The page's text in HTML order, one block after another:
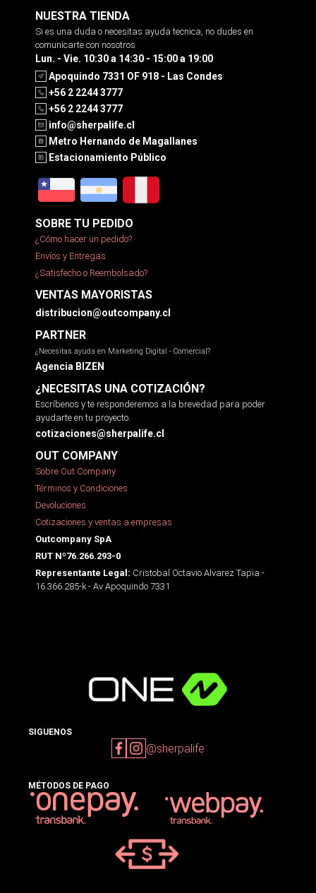
NUESTRA TIENDA
Si es una duda o necesitas ayuda tecnica, no dudes en
comunicarte con nosotros
Lun. - Vie. 10:30 a 14:30 - 15:00 a 19:00
Apoquindo 7331 OF 918 - Las Condes
+56 2 2244 3777
+56 2 2244 3777
info@sherpalife.cl
Metro Hernando de Magallanes
Estacionamiento Público
SOBRE TU PEDIDO
¿Cómo hacer un pedido?
Envíos y Entregas
¿Satisfecho o Reembolsado?
VENTAS MAYORISTAS
distribucion@outcompany.cl
PARTNER
¿Necesitas ayuda en Marketing Digital - Comercial?
Agencia BIZEN
¿NECESITAS UNA COTIZACIÓN?
Escríbenos y te responderemos a la brevedad para poder
ayudarte en tu proyecto.
cotizaciones@sherpalife.cl
OUT COMPANY
Sobre Out Company
Términos y Condiciones
Devoluciones
Cotizaciones y ventas a empresas
Outcompany SpA
RUT Nº76.266.293-0
Representante Legal: Cristobal Octavio Alvarez Tapia -
16.366.285-k - Av Apoquindo 7331
SIGUENOS
@sherpalife
MÉTODOS DE PAGO